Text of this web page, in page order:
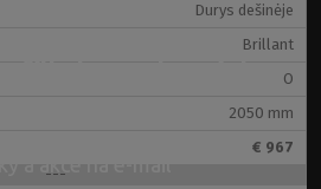
Durys dešinėje
Brillant
O
2050 mm
€ 967
---